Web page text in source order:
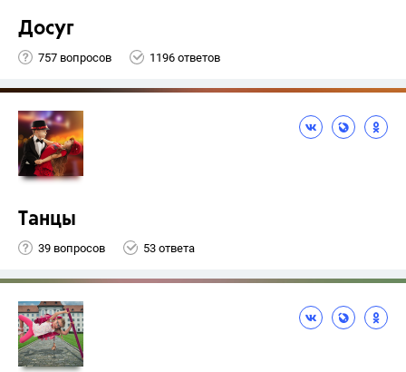
Досуг
757 вопросов 1196 ответов
Танцы
39 вопросов 53 ответа